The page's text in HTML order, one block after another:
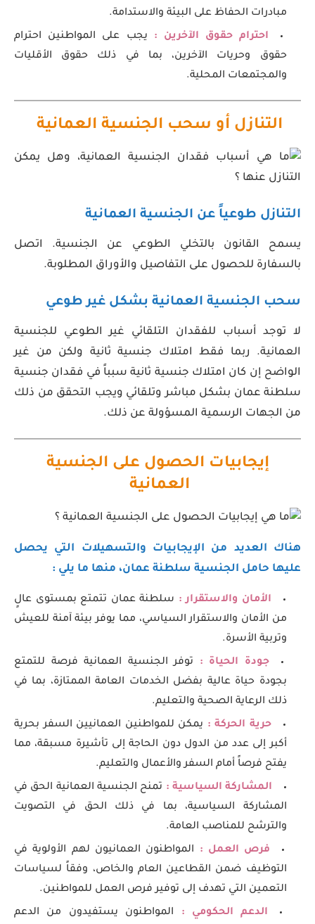
مبادرات الحفاظ على البيئة والاستدامة.
احترام حقوق الآخرين : يجب على المواطنين احترام
حقوق وحريات الآخرين، بما في ذلك حقوق الأقليات
والمجتمعات المحلية.
التنازل أو سحب الجنسية العمانية
التنازل طوعياً عن الجنسية العمانية
يسمح القانون بالتخلي الطوعي عن الجنسية. اتصل
بالسفارة للحصول على التفاصيل والأوراق المطلوبة.
سحب الجنسية العمانية بشكل غير طوعي
لا توجد أسباب للفقدان التلقائي غير الطوعي للجنسية
العمانية. ربما فقط امتلاك جنسية ثانية ولكن من غير
الواضح إن كان امتلاك جنسية ثانية سبباً في فقدان جنسية
سلطنة عمان بشكل مباشر وتلقائي ويجب التحقق من ذلك
من الجهات الرسمية المسؤولة عن ذلك.
إيجابيات الحصول على الجنسية
العمانية
هناك العديد من الإيجابيات والتسهيلات التي يحصل
عليها حامل الجنسية سلطنة عمان، منها ما يلي :
الأمان والاستقرار : سلطنة عمان تتمتع بمستوى عالٍ
من الأمان والاستقرار السياسي، مما يوفر بيئة آمنة للعيش
وتربية الأسرة.
جودة الحياة : توفر الجنسية العمانية فرصة للتمتع
بجودة حياة عالية بفضل الخدمات العامة الممتازة، بما في
ذلك الرعاية الصحية والتعليم.
حرية الحركة : يمكن للمواطنين العمانيين السفر بحرية
أكبر إلى عدد من الدول دون الحاجة إلى تأشيرة مسبقة، مما
يفتح فرصاً أمام السفر والأعمال والتعليم.
المشاركة السياسية : تمنح الجنسية العمانية الحق في
المشاركة السياسية، بما في ذلك الحق في التصويت
والترشح للمناصب العامة.
فرص العمل : المواطنون العمانيون لهم الأولوية في
التوظيف ضمن القطاعين العام والخاص، وفقاً لسياسات
التعمين التي تهدف إلى توفير فرص العمل للمواطنين.
الدعم الحكومي : المواطنون يستفيدون من الدعم